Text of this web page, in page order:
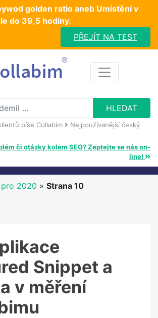
golden ratio aneb Umístění v
do 39,5 hodiny.
PŘEJÍT NA TEST
píše Collabim
Nejpoužívanější český
či otázky kolem SEO? Zeptejte se nás on-
line!
2020 » Strana 10
Snippet a
v měření